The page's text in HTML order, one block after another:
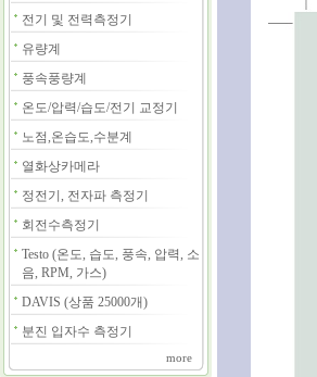
전기 및 전력측정기
유량계
풍속풍량계
온도/압력/습도/전기 교정기
노점,온습도,수분계
열화상카메라
정전기, 전자파 측정기
회전수측정기
Testo (온도, 습도, 풍속, 압력, 소
음, RPM, 가스)
DAVIS (상품 25000개)
분진 입자수 측정기
more